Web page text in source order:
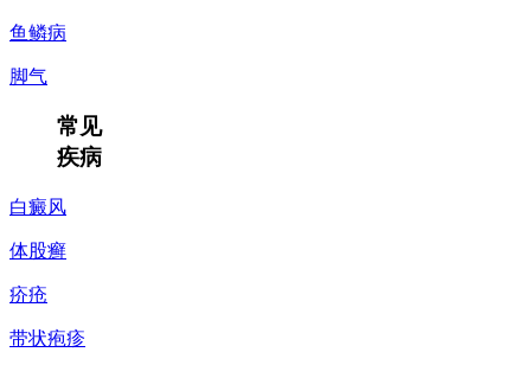
鱼鳞病
脚气
常见
疾病
白癜风
体股癣
疥疮
带状疱疹